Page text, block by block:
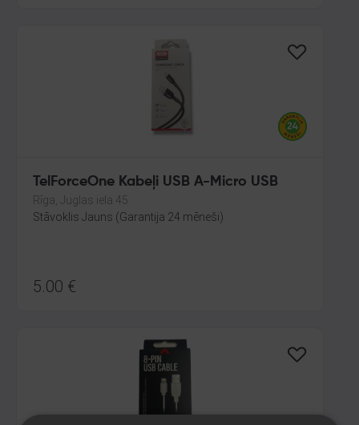
TelForceOne Kabeļi USB A-Micro USB
Rīga, Juglas iela 45
Stāvoklis Jauns (Garantija 24 mēneši)
5.00 €